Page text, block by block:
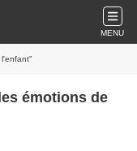
MENU
émotions de